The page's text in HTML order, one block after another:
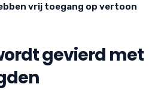
vrij toegang op vertoon
gevierd met